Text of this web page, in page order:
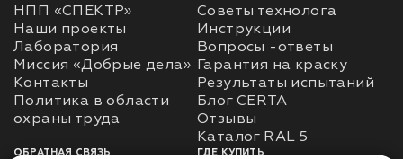
НПП «СПЕКТР»
Наши проекты
Лаборатория
Миссия «Добрые дела»
Контакты
Политика в области
Советы технолога
Инструкции
Вопросы -ответы
Гарантия на краску
Результаты испытаний
Блог CERTA
Отзывы
Каталог RAL 5
ОБРАТНАЯ СВЯЗЬ ГДЕ КУПИТЬ